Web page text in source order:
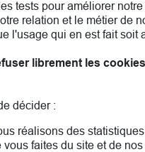
tests pour améliorer notre
relation et le métier de
l'usage qui en est fait soit
librement les
décider :
réalisons des
vous faites du site et de